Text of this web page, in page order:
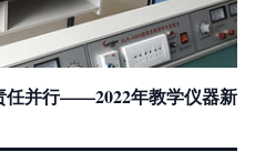
任并行——2022年教学仪器新